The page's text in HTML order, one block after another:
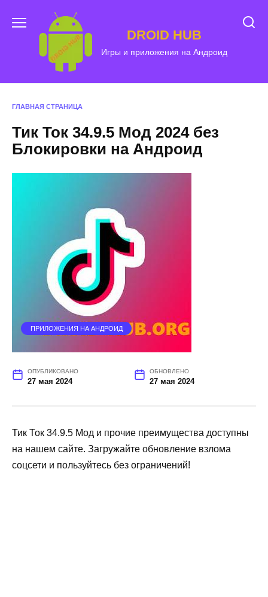
содержанию
DROID HUB
Игры и приложения на Андроид
ГЛАВНАЯ СТРАНИЦА
Тик Ток 34.9.5 Мод 2024 без
Блокировки на Андроид
ПРИЛОЖЕНИЯ НА АНДРОИД
ОПУБЛИКОВАНО
27 мая 2024
ОБНОВЛЕНО
27 мая 2024
Тик Ток 34.9.5 Мод и прочие преимущества доступны
на нашем сайте. Загружайте обновление взлома
соцсети и пользуйтесь без ограничений!